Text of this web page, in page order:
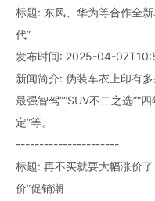
标题: 东风、华为等合作全
代”
发布时间: 2025-04-
新闻简介: 伪装车衣上印有
最强智驾”“SUV不二之选”“
定”等。
----------------------
标题: 再不买就要大幅涨价
价”促销潮